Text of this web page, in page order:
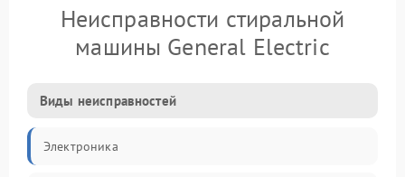
Неисправности стиральной
машины General Electric
Виды неисправностей
Электроника